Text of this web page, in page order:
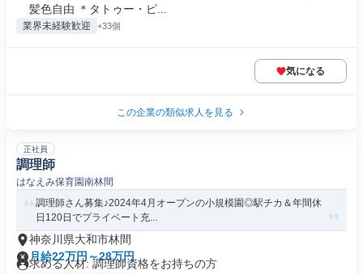
髪色自由 ＊タトゥー・ピ...
業界未経験歓迎 +33個
気になる
この企業の類似求人を見る
正社員
調理師
はなえみ保育園南林間
調理師さん募集♪2024年4月オープンの小規模園◎駅チカ＆年間休
日120日でプライベート充...
神奈川県大和市林間
月給22万円～28万円
求める人材: 調理師資格をお持ちの方